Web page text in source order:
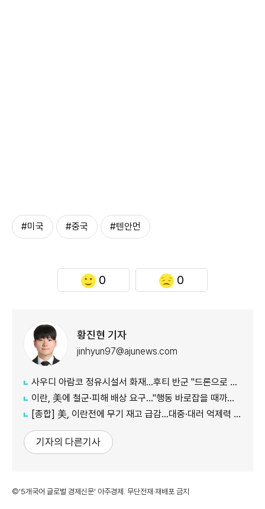
#미국 #중국 #텐안먼
0 0
황진현 기자
jinhyun97@ajunews.com
사우디 아람코 정유시설서 화재…후티 반군 "드론으로 정밀 타격"
이란, 美에 철군·피해 배상 요구…"행동 바로잡을 때까지 호르무즈 폐쇄"
[종합] 美, 이란전에 무기 재고 급감…대중·대러 억제력 약화 우려
기자의 다른기사
©'5개국어 글로벌 경제신문' 아주경제. 무단전재·재배포 금지